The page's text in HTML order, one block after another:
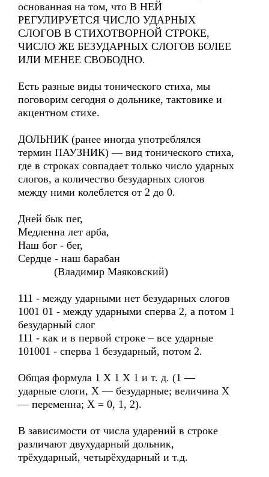
основанная на том, что В НЕЙ
РЕГУЛИРУЕТСЯ ЧИСЛО УДАРНЫХ
СЛОГОВ В СТИХОТВОРНОЙ СТРОКЕ,
ЧИСЛО ЖЕ БЕЗУДАРНЫХ СЛОГОВ БОЛЕЕ
ИЛИ МЕНЕЕ СВОБОДНО.
Есть разные виды тонического стиха, мы
поговорим сегодня о дольнике, тактовике и
акцентном стихе.
ДОЛЬНИК (ранее иногда употреблялся
термин ПАУЗНИК) — вид тонического стиха,
где в строках совпадает только число ударных
слогов, а количество безударных слогов
между ними колеблется от 2 до 0.
Дней бык пег,
Медленна лет арба,
Наш бог - бег,
Сердце - наш барабан
(Владимир Маяковский)
111 - между ударными нет безударных слогов
1001 01 - между ударными сперва 2, а потом 1
безударный слог
111 - как и в первой строке – все ударные
101001 - сперва 1 безударный, потом 2.
Общая формула 1 X 1 X 1 и т. д. (1 —
ударные слоги, X — безударные; величина X
— переменна; X = 0, 1, 2).
В зависимости от числа ударений в строке
различают двухударный дольник,
трёхударный, четырёхударный и т.д.